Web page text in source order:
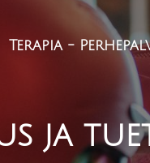
Terapia -
ja